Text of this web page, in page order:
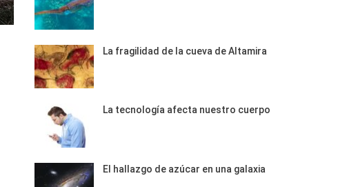
La fragilidad de la cueva de Altamira
La tecnología afecta nuestro cuerpo
El hallazgo de azúcar en una galaxia